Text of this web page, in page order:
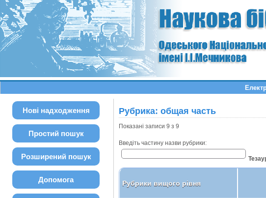
Нові надходження
Простий пошук
Розширений пошук
Допомога
Рубрика: общая часть
Показані записи 9 з 9
Введіть частину назви рубрики:
Рубрики вищого рівня